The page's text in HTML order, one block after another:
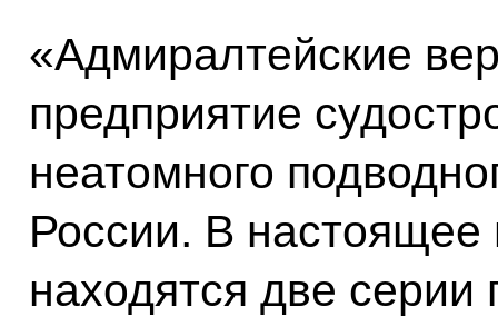
«Адмиралтейские
предприятие
неатомного
России. В настоящее
находятся две